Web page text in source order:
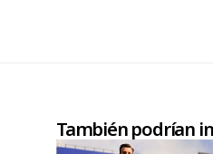
También podrían